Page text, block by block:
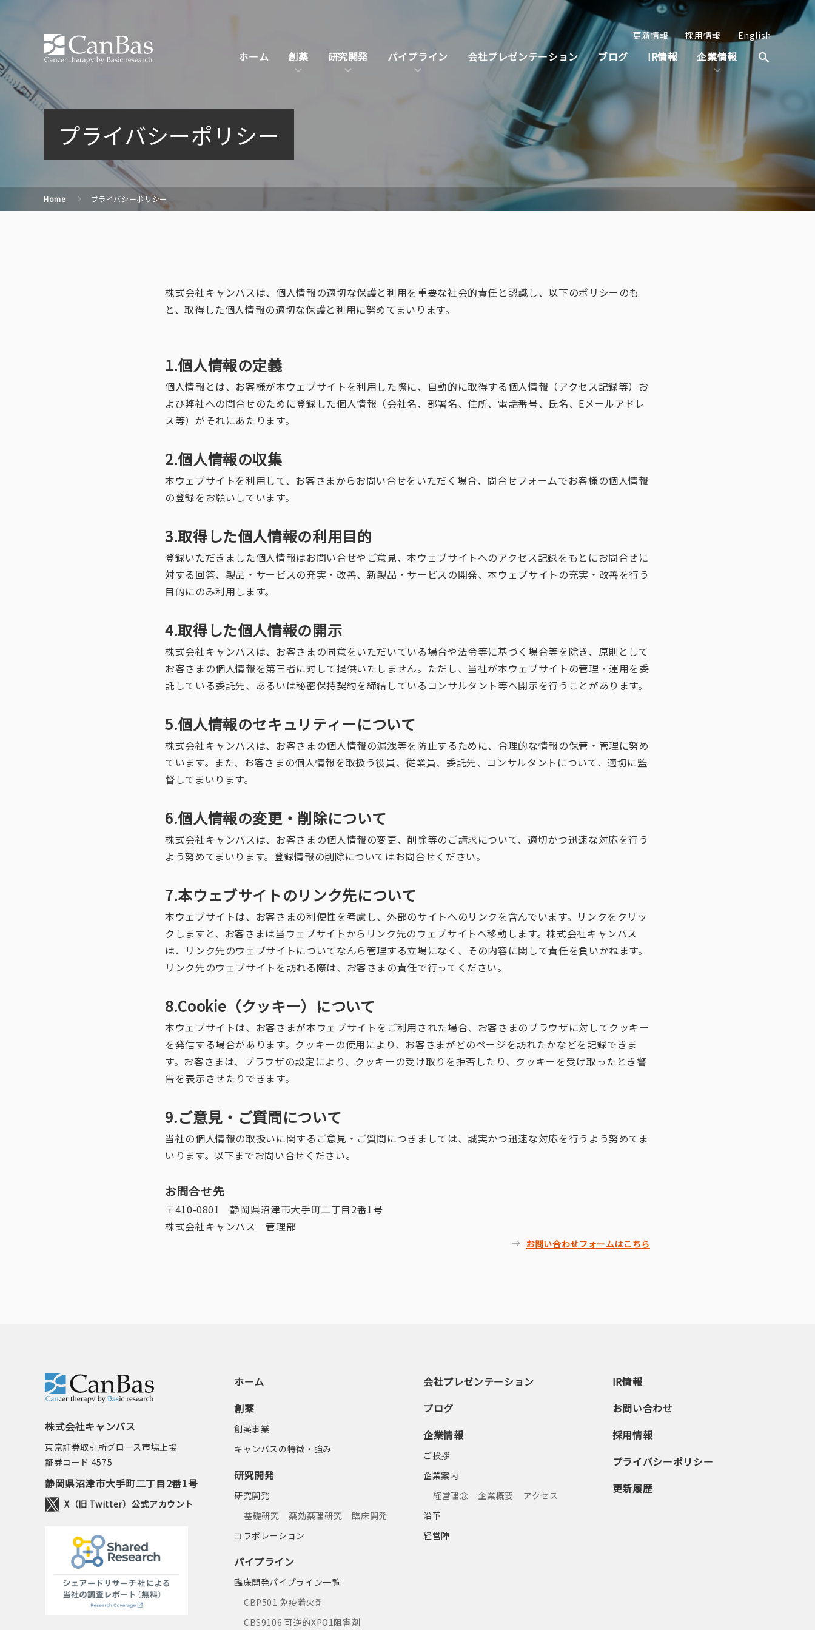
更新情報 採用情報 English
ホーム 創薬 研究開発 パイプライン 会社プレゼンテーション ブログ IR情報 企業情報
プライバシーポリシー
Home プライバシーポリシー
株式会社キャンバスは、個人情報の適切な保護と利用を重要な社会的責任と認識し、以下のポリシーのも
と、取得した個人情報の適切な保護と利用に努めてまいります。
1.個人情報の定義
個人情報とは、お客様が本ウェブサイトを利用した際に、自動的に取得する個人情報（アクセス記録等）お
よび弊社への問合せのために登録した個人情報（会社名、部署名、住所、電話番号、氏名、Eメールアドレ
ス等）がそれにあたります。
2.個人情報の収集
本ウェブサイトを利用して、お客さまからお問い合せをいただく場合、問合せフォームでお客様の個人情報
の登録をお願いしています。
3.取得した個人情報の利用目的
登録いただきました個人情報はお問い合せやご意見、本ウェブサイトへのアクセス記録をもとにお問合せに
対する回答、製品・サービスの充実・改善、新製品・サービスの開発、本ウェブサイトの充実・改善を行う
目的にのみ利用します。
4.取得した個人情報の開示
株式会社キャンバスは、お客さまの同意をいただいている場合や法令等に基づく場合等を除き、原則として
お客さまの個人情報を第三者に対して提供いたしません。ただし、当社が本ウェブサイトの管理・運用を委
託している委託先、あるいは秘密保持契約を締結しているコンサルタント等へ開示を行うことがあります。
5.個人情報のセキュリティーについて
株式会社キャンバスは、お客さまの個人情報の漏洩等を防止するために、合理的な情報の保管・管理に努め
ています。また、お客さまの個人情報を取扱う役員、従業員、委託先、コンサルタントについて、適切に監
督してまいります。
6.個人情報の変更・削除について
株式会社キャンバスは、お客さまの個人情報の変更、削除等のご請求について、適切かつ迅速な対応を行う
よう努めてまいります。登録情報の削除についてはお問合せください。
7.本ウェブサイトのリンク先について
本ウェブサイトは、お客さまの利便性を考慮し、外部のサイトへのリンクを含んでいます。リンクをクリッ
クしますと、お客さまは当ウェブサイトからリンク先のウェブサイトへ移動します。株式会社キャンバス
は、リンク先のウェブサイトについてなんら管理する立場になく、その内容に関して責任を負いかねます。
リンク先のウェブサイトを訪れる際は、お客さまの責任で行ってください。
8.Cookie（クッキー）について
本ウェブサイトは、お客さまが本ウェブサイトをご利用された場合、お客さまのブラウザに対してクッキー
を発信する場合があります。クッキーの使用により、お客さまがどのページを訪れたかなどを記録できま
す。お客さまは、ブラウザの設定により、クッキーの受け取りを拒否したり、クッキーを受け取ったとき警
告を表示させたりできます。
9.ご意見・ご質問について
当社の個人情報の取扱いに関するご意見・ご質問につきましては、誠実かつ迅速な対応を行うよう努めてま
いります。以下までお問い合せください。
お問合せ先
〒410-0801 静岡県沼津市大手町二丁目2番1号
株式会社キャンバス 管理部
お問い合わせフォームはこちら
株式会社キャンバス
東京証券取引所グロース市場上場
証券コード 4575
静岡県沼津市大手町二丁目2番1号
X（旧 Twitter）公式アカウント
ホーム
創薬
創薬事業
キャンバスの特徴・強み
研究開発
研究開発
基礎研究
薬効薬理研究
臨床開発
コラボレーション
パイプライン
臨床開発パイプライン一覧
CBP501 免疫着火剤
CBS9106 可逆的XPO1阻害剤
会社プレゼンテーション
ブログ
企業情報
ご挨拶
企業案内
経営理念
企業概要
アクセス
沿革
経営陣
IR情報
お問い合わせ
採用情報
プライバシーポリシー
更新履歴